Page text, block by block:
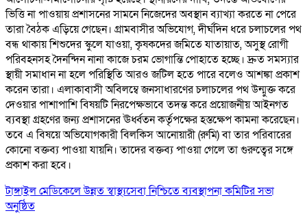
ভিত্তি না পাওয়ায় প্রশাসনের সামনে নিজেদের অবস্থান ব্যাখ্যা করতে না পেরে
তারা বৈঠক এড়িয়ে গেছেন। গ্রামবাসীর অভিযোগ, দীর্ঘদিন ধরে চলাচলের পথ
বন্ধ থাকায় শিশুদের স্কুলে যাওয়া, কৃষকদের জমিতে যাতায়াত, অসুস্থ রোগী
পরিবহনসহ দৈনন্দিন নানা কাজে চরম ভোগান্তি পোহাতে হচ্ছে। দ্রুত সমস্যার
স্থায়ী সমাধান না হলে পরিস্থিতি আরও জটিল হতে পারে বলেও আশঙ্কা প্রকাশ
করেন তারা। এলাকাবাসী অবিলম্বে জনসাধারণের চলাচলের পথ উন্মুক্ত করে
দেওয়ার পাশাপাশি বিষয়টি নিরপেক্ষভাবে তদন্ত করে প্রয়োজনীয় আইনগত
ব্যবস্থা গ্রহণের জন্য প্রশাসনের ঊর্ধ্বতন কর্তৃপক্ষের হস্তক্ষেপ কামনা করেছেন।
তবে এ বিষয়ে অভিযোগকারী বিলকিস আনোয়ারী (রুমি) বা তার পরিবারের
কোনো বক্তব্য পাওয়া যায়নি। তাদের বক্তব্য পাওয়া গেলে তা গুরুত্বের সঙ্গে
প্রকাশ করা হবে।
টাঙ্গাইল মেডিকেলে উন্নত স্বাস্থ্যসেবা নিশ্চিতে ব্যবস্থাপনা কমিটির সভা
অনুষ্ঠিত